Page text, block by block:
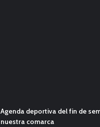
Agenda deportiva del fin de
nuestra comarca